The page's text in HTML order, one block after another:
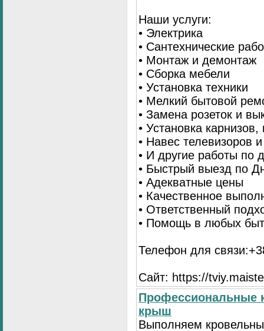
Наши услуги:
• Электрика
• Сантехнические
• Монтаж и демонтаж
• Сборка мебели
• Установка техники
• Мелкий бытовой
• Замена розеток и
• Установка
• Навес телевизоров
• И другие работы по
• Быстрый выезд по
• Адекватные цены
• Качественное
• Ответственный
• Помощь в любых
Телефон для
Сайт: https://
Профессиональные
крыш
Выполняем